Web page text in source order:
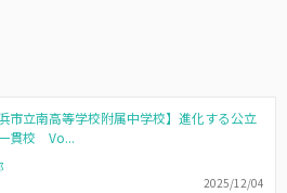
浜市立南高等学校附属中学校】進化する公立
貫校 Vo...
2025/12/04